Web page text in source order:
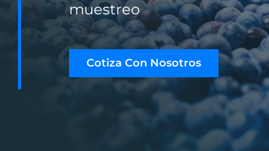
Industria
muestreo
Cotiza Con Nosotros